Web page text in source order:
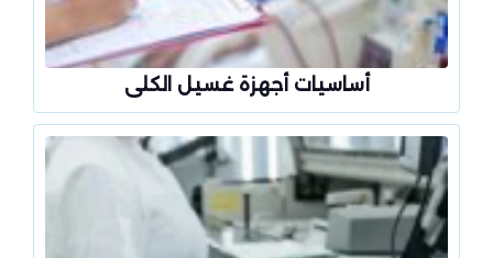
أساسيات أجهزة غسيل الكلى